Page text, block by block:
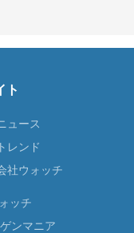
ト
ュース
レンド
社ウォッチ
ッチ
ンマニア